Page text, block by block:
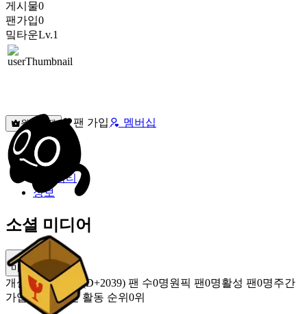
게시물0
팬가입0
밐타운Lv.1
원픽선택 팬 가입 멤버십
밐타운
피드
커뮤니티
정보
소셜 미디어
미밐 공유
개설 2021.01.06 (D+2039) 팬 수0명원픽 팬0명활성 팬0명주간
가입 팬 0명주간 활동 순위 0위